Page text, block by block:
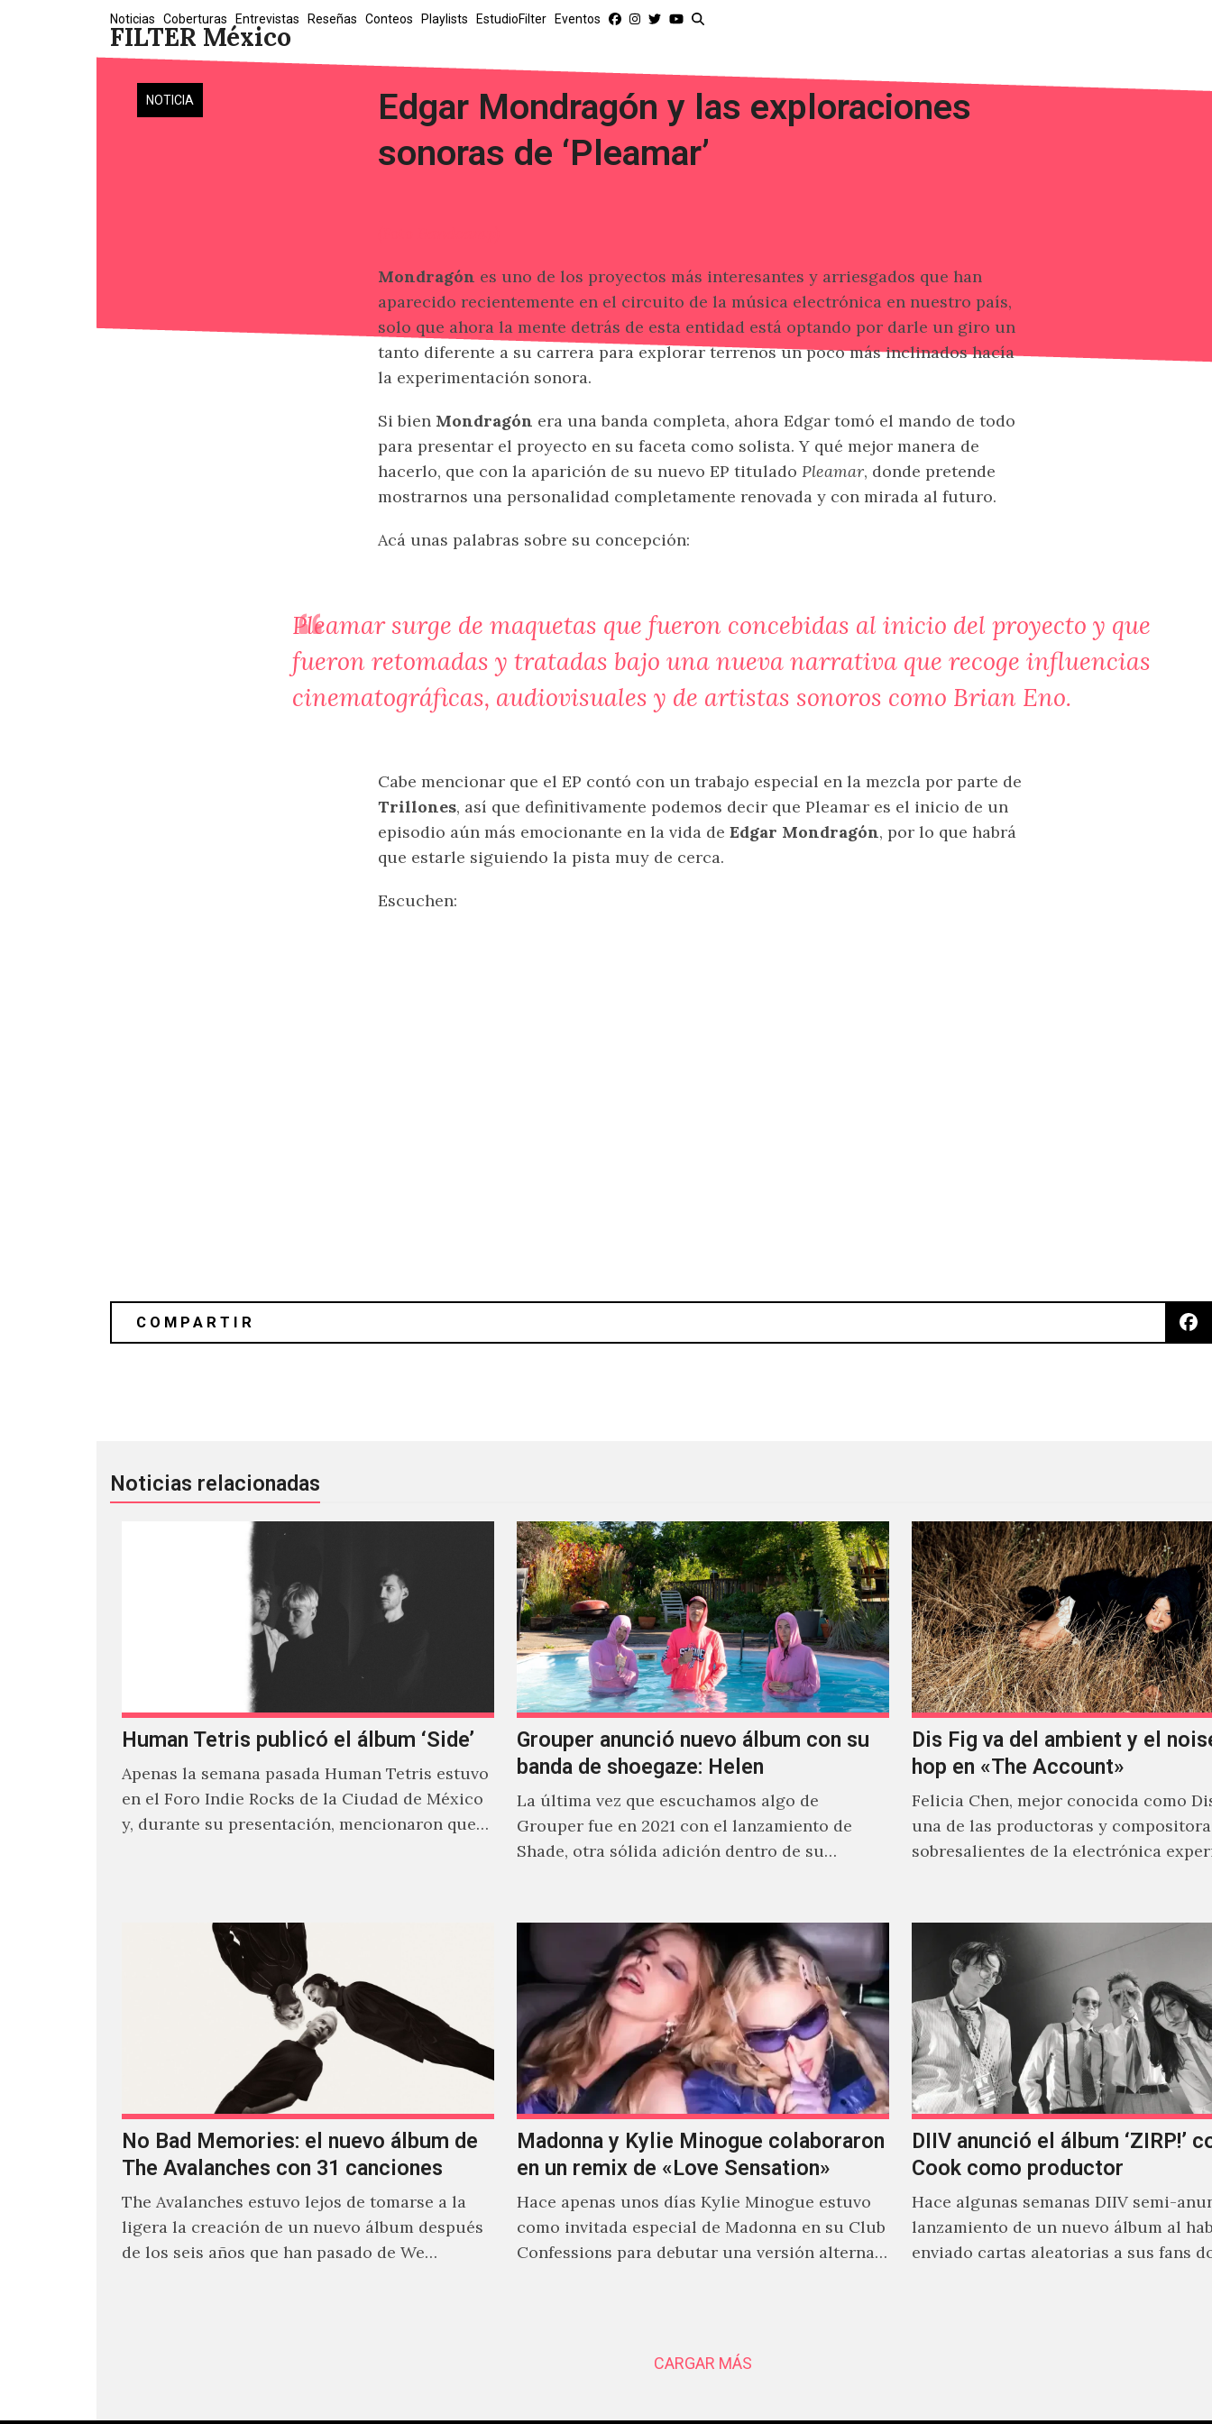
FILTER México
Noticias Coberturas Entrevistas Reseñas Conteos Playlists EstudioFilter Eventos
NOTICIA
Edgar Mondragón y las exploraciones
sonoras de ‘Pleamar’
Mondragón es uno de los proyectos más interesantes y arriesgados que han
aparecido recientemente en el circuito de la música electrónica en nuestro país,
solo que ahora la mente detrás de esta entidad está optando por darle un giro un
tanto diferente a su carrera para explorar terrenos un poco más inclinados hacía
la experimentación sonora.
Si bien Mondragón era una banda completa, ahora Edgar tomó el mando de todo
para presentar el proyecto en su faceta como solista. Y qué mejor manera de
hacerlo, que con la aparición de su nuevo EP titulado Pleamar, donde pretende
mostrarnos una personalidad completamente renovada y con mirada al futuro.
Acá unas palabras sobre su concepción:
Pleamar surge de maquetas que fueron concebidas al inicio del proyecto y que
fueron retomadas y tratadas bajo una nueva narrativa que recoge influencias
cinematográficas, audiovisuales y de artistas sonoros como Brian Eno.
Cabe mencionar que el EP contó con un trabajo especial en la mezcla por parte de
Trillones, así que definitivamente podemos decir que Pleamar es el inicio de un
episodio aún más emocionante en la vida de Edgar Mondragón, por lo que habrá
que estarle siguiendo la pista muy de cerca.
Escuchen:
Noticias relacionadas
Human Tetris publicó el álbum ‘Side’
Apenas la semana pasada Human Tetris estuvo
en el Foro Indie Rocks de la Ciudad de México
y, durante su presentación, mencionaron que
Grouper anunció nuevo álbum con su
banda de shoegaze: Helen
La última vez que escuchamos algo de
Grouper fue en 2021 con el lanzamiento de
Shade, otra sólida adición dentro de su
Dis Fig va del ambient y el
hop en «The Account»
Felicia Chen, mejor conocida como
una de las productoras y
sobresalientes de la electrónica
No Bad Memories: el nuevo álbum de
The Avalanches con 31 canciones
The Avalanches estuvo lejos de tomarse a la
ligera la creación de un nuevo álbum después
de los seis años que han pasado de We…
Madonna y Kylie Minogue colaboraron
en un remix de «Love Sensation»
Hace apenas unos días Kylie Minogue estuvo
como invitada especial de Madonna en su Club
Confessions para debutar una versión alterna
DIIV anunció el álbum ‘ZIRP!’
Cook como productor
Hace algunas semanas DIIV semi-
lanzamiento de un nuevo álbum al
enviado cartas aleatorias a sus fans
CARGAR MÁS